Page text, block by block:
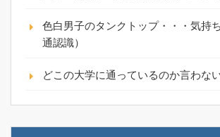
色白男子のタンクトップ・・・気持
通認識）
どこの大学に通っているのか言わない